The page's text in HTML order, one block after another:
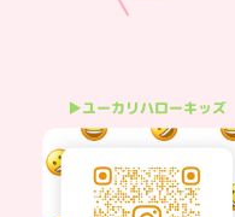
▶ユーカリハローキッズ